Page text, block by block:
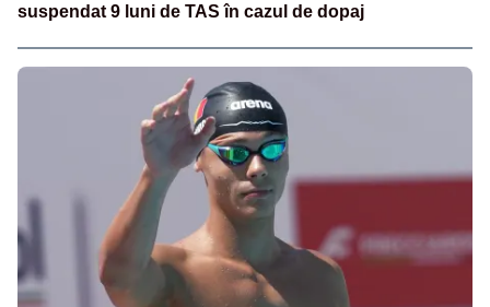
suspendat 9 luni de TAS în cazul de dopaj